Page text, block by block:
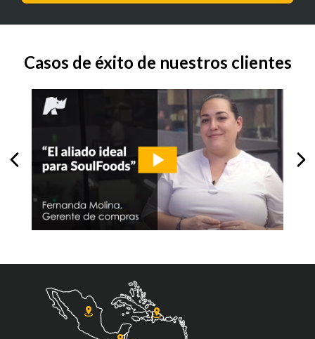
Casos de éxito de nuestros clientes